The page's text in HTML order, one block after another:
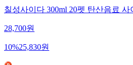
칠성사이다 300ml 20펫 탄산음료 사
28,700원
10%25,830원